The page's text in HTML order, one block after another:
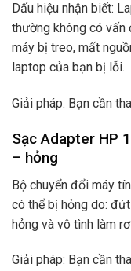
Dấu hiệu nhận biết:
thường không có
máy bị treo, mất
laptop của bạn bị lỗi.
Giải pháp: Bạn cần
Sạc Adapter HP
– hỏng
Bộ chuyển đổi máy
có thể bị hỏng do:
hỏng và vô tình làm
Giải pháp: Bạn cần